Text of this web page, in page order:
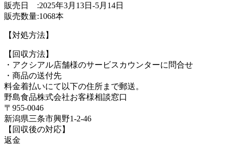
販売日 :2025年3月13日-5月14日
販売数量:1068本
【対処方法】
【回収方法】
・アクシアル店舗様のサービスカウンターに問合せ
・商品の送付先
料金着払いにて以下の住所まで郵送。
野島食品株式会社お客様相談窓口
〒955-0046
新潟県三条市興野1-2-46
【回収後の対応】
返金